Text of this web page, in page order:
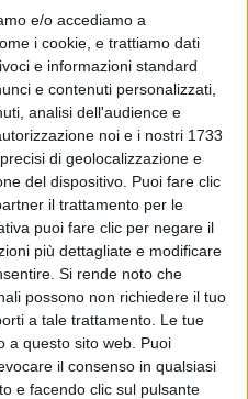
e/o accediamo a
i cookie, e trattiamo dati
e informazioni standard
e contenuti personalizzati,
analisi dell'audience e
noi e i nostri 1733
di geolocalizzazione e
del dispositivo. Puoi fare clic
il trattamento per le
puoi fare clic per negare il
più dettagliate e modificare
Si rende noto che
possono non richiedere il tuo
a tale trattamento. Le tue
a questo sito web. Puoi
il consenso in qualsiasi
e facendo clic sul pulsante
ringrazia i fan per
"soddisfazioni" e